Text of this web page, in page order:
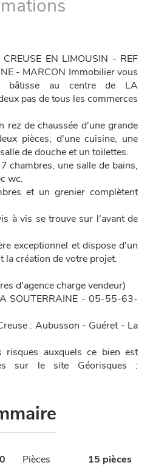
EN LIMOUSIN - REF
- MARCON Immobilier vous
bâtisse au centre de LA
pas de tous les commerces
rez de chaussée d'une grande
pièces, d'une cuisine, une
de douche et un toilettes.
chambres, une salle de bains,
wc.
et un grenier complètent
à vis se trouve sur l'avant de
exceptionnel et dispose d'un
la création de votre projet.
d'agence charge vendeur)
SOUTERRAINE - 05-55-63-
: Aubusson - Guéret - La
risques auxquels ce bien est
sur le site Géorisques :
Pièces 15 pièces